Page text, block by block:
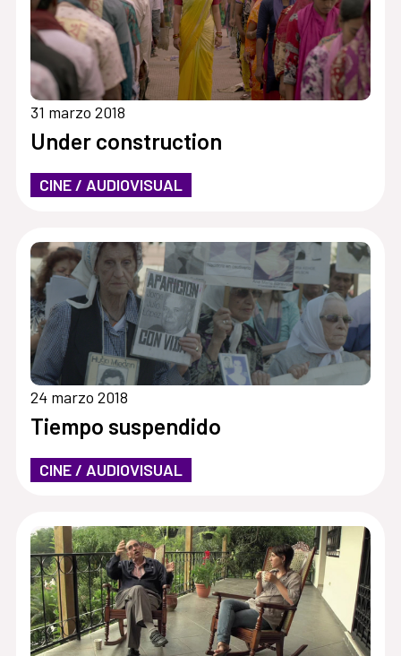
31 marzo 2018
Under construction
CINE / AUDIOVISUAL
24 marzo 2018
Tiempo suspendido
CINE / AUDIOVISUAL